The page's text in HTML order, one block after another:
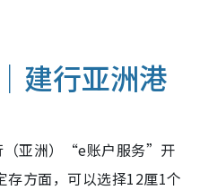
建行亚洲港
（亚洲）“e账户服务”开
存方面，可以选择12厘1个